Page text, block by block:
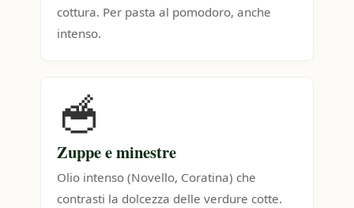
cottura. Per pasta al pomodoro, anche
intenso.
🥣
Zuppe e minestre
Olio intenso (Novello, Coratina) che
contrasti la dolcezza delle verdure cotte.